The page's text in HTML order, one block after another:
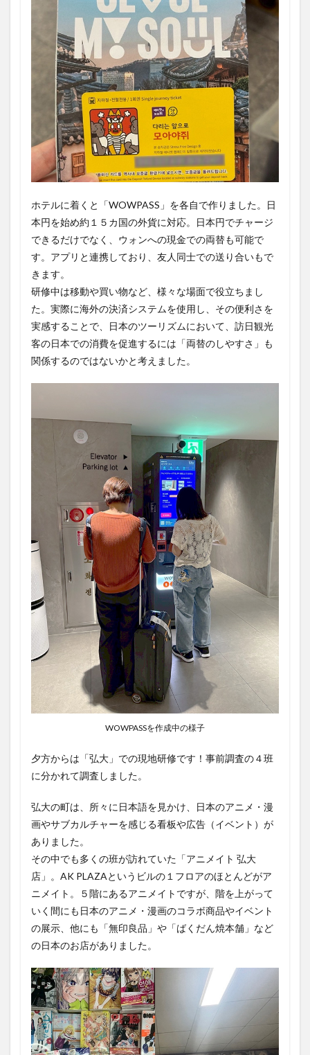
ホテルに着くと「WOWPASS」を各自で作りました。日
本円を始め約１５カ国の外貨に対応。日本円でチャージ
できるだけでなく、ウォンへの現金での両替も可能で
す。アプリと連携しており、友人同士での送り合いもで
きます。
研修中は移動や買い物など、様々な場面で役立ちまし
た。実際に海外の決済システムを使用し、その便利さを
実感することで、日本のツーリズムにおいて、訪日観光
客の日本での消費を促進するには「両替のしやすさ」も
関係するのではないかと考えました。
WOWPASSを作成中の様子
夕方からは「弘大」での現地研修です！事前調査の４班
に分かれて調査しました。
弘大の町は、所々に日本語を見かけ、日本のアニメ・漫
画やサブカルチャーを感じる看板や広告（イベント）が
ありました。
その中でも多くの班が訪れていた「アニメイト 弘大
店」。AK PLAZAというビルの１フロアのほとんどがア
ニメイト。５階にあるアニメイトですが、階を上がって
いく間にも日本のアニメ・漫画のコラボ商品やイベント
の展示、他にも「無印良品」や「ばくだん焼本舗」など
の日本のお店がありました。